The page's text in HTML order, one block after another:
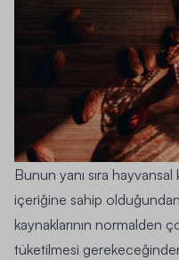
Bunun yanı sıra
içeriğine sahip
kaynaklarının normalden
tüketilmesi